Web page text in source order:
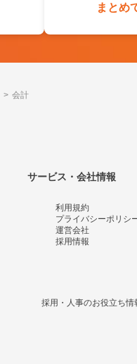
まとめ
会計
サービス・会社情報
利用規約
プライバシーポリシ
運営会社
採用情報
採用・人事のお役立ち情